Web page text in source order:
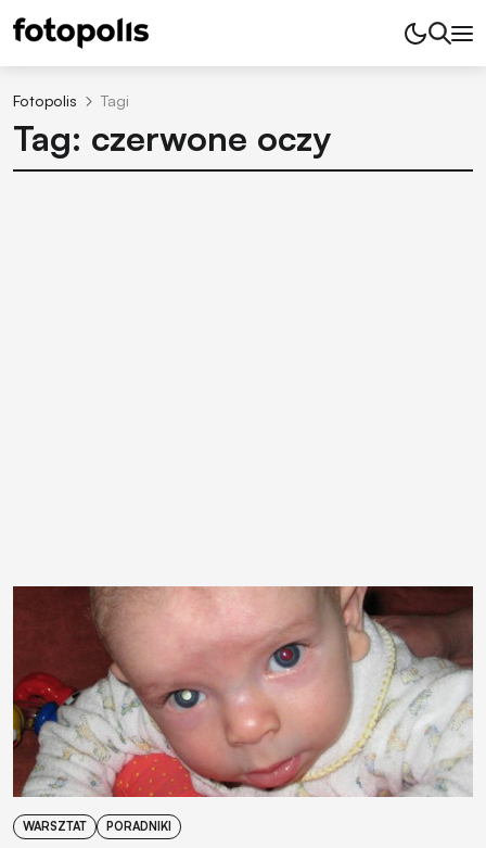
Fotopolis Tagi
Tag: czerwone oczy
WARSZTAT PORADNIKI